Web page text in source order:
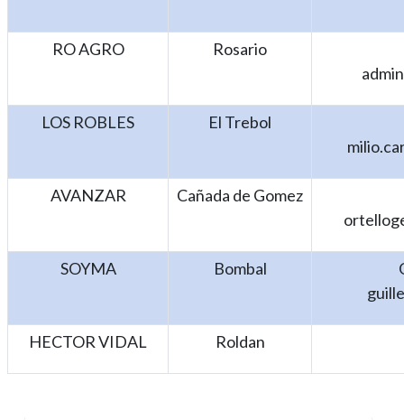
RO AGRO
Rosario
LOS ROBLES
El Trebol
AVANZAR
Cañada de Gomez
SOYMA Bombal
HECTOR VIDAL Roldan